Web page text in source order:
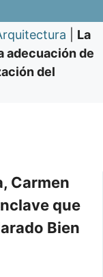
La
adecuación de
del
Carmen
que
Bien